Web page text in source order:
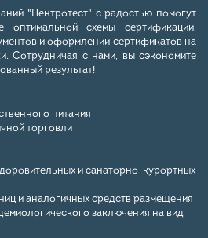
"Центротест" с радостью помогут
схемы сертификации,
и оформлении сертификатов на
Сотрудничая с нами, вы сэкономите
результат!
питания
торговли
и санаторно-курортных
и аналогичных средств размещения
заключения на вид